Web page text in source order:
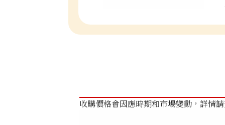
收購價格會因應時期和市場變動，詳情